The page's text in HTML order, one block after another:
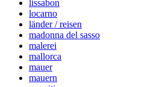
lissabon
locarno
länder / reisen
madonna del sasso
malerei
mallorca
mauer
mauern